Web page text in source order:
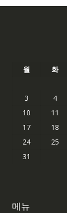
월 화
3
4
10
11
17
18
24
25
31
메뉴